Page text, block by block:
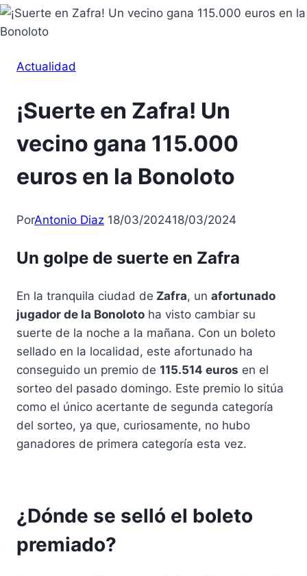
Actualidad
¡Suerte en Zafra! Un
vecino gana 115.000
euros en la Bonoloto
PorAntonio Diaz 18/03/202418/03/2024
Un golpe de suerte en Zafra
En la tranquila ciudad de Zafra, un afortunado
jugador de la Bonoloto ha visto cambiar su
suerte de la noche a la mañana. Con un boleto
sellado en la localidad, este afortunado ha
conseguido un premio de 115.514 euros en el
sorteo del pasado domingo. Este premio lo sitúa
como el único acertante de segunda categoría
del sorteo, ya que, curiosamente, no hubo
ganadores de primera categoría esta vez.
¿Dónde se selló el boleto
premiado?